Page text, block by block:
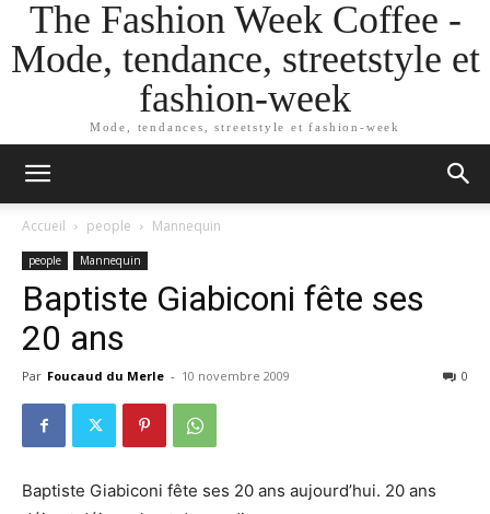
The Fashion Week Coffee -
Mode, tendance, streetstyle et
fashion-week
Mode, tendances, streetstyle et fashion-week
Accueil people Mannequin
people Mannequin
Baptiste Giabiconi fête ses
20 ans
Par Foucaud du Merle - 10 novembre 2009 0
Baptiste Giabiconi fête ses 20 ans aujourd’hui. 20 ans